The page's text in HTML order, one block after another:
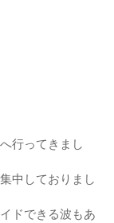
行ってきまし
中しておりまし
ドできる波もあ